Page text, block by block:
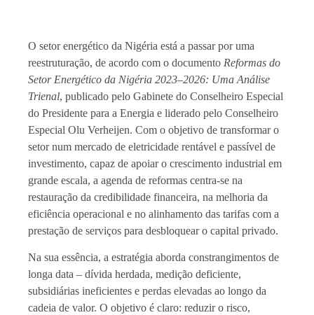
O setor energético da Nigéria está a passar por uma
reestruturação, de acordo com o documento Reformas do
Setor Energético da Nigéria 2023–2026: Uma Análise
Trienal, publicado pelo Gabinete do Conselheiro Especial
do Presidente para a Energia e liderado pelo Conselheiro
Especial Olu Verheijen. Com o objetivo de transformar o
setor num mercado de eletricidade rentável e passível de
investimento, capaz de apoiar o crescimento industrial em
grande escala, a agenda de reformas centra-se na
restauração da credibilidade financeira, na melhoria da
eficiência operacional e no alinhamento das tarifas com a
prestação de serviços para desbloquear o capital privado.
Na sua essência, a estratégia aborda constrangimentos de
longa data – dívida herdada, medição deficiente,
subsidiárias ineficientes e perdas elevadas ao longo da
cadeia de valor. O objetivo é claro: reduzir o risco,